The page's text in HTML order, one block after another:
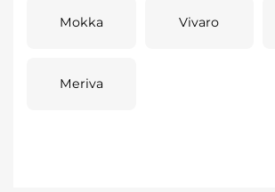
Mokka Vivaro
Meriva